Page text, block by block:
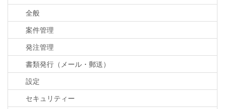
全般
案件管理
発注管理
書類発行（メール・郵送）
設定
セキュリティー